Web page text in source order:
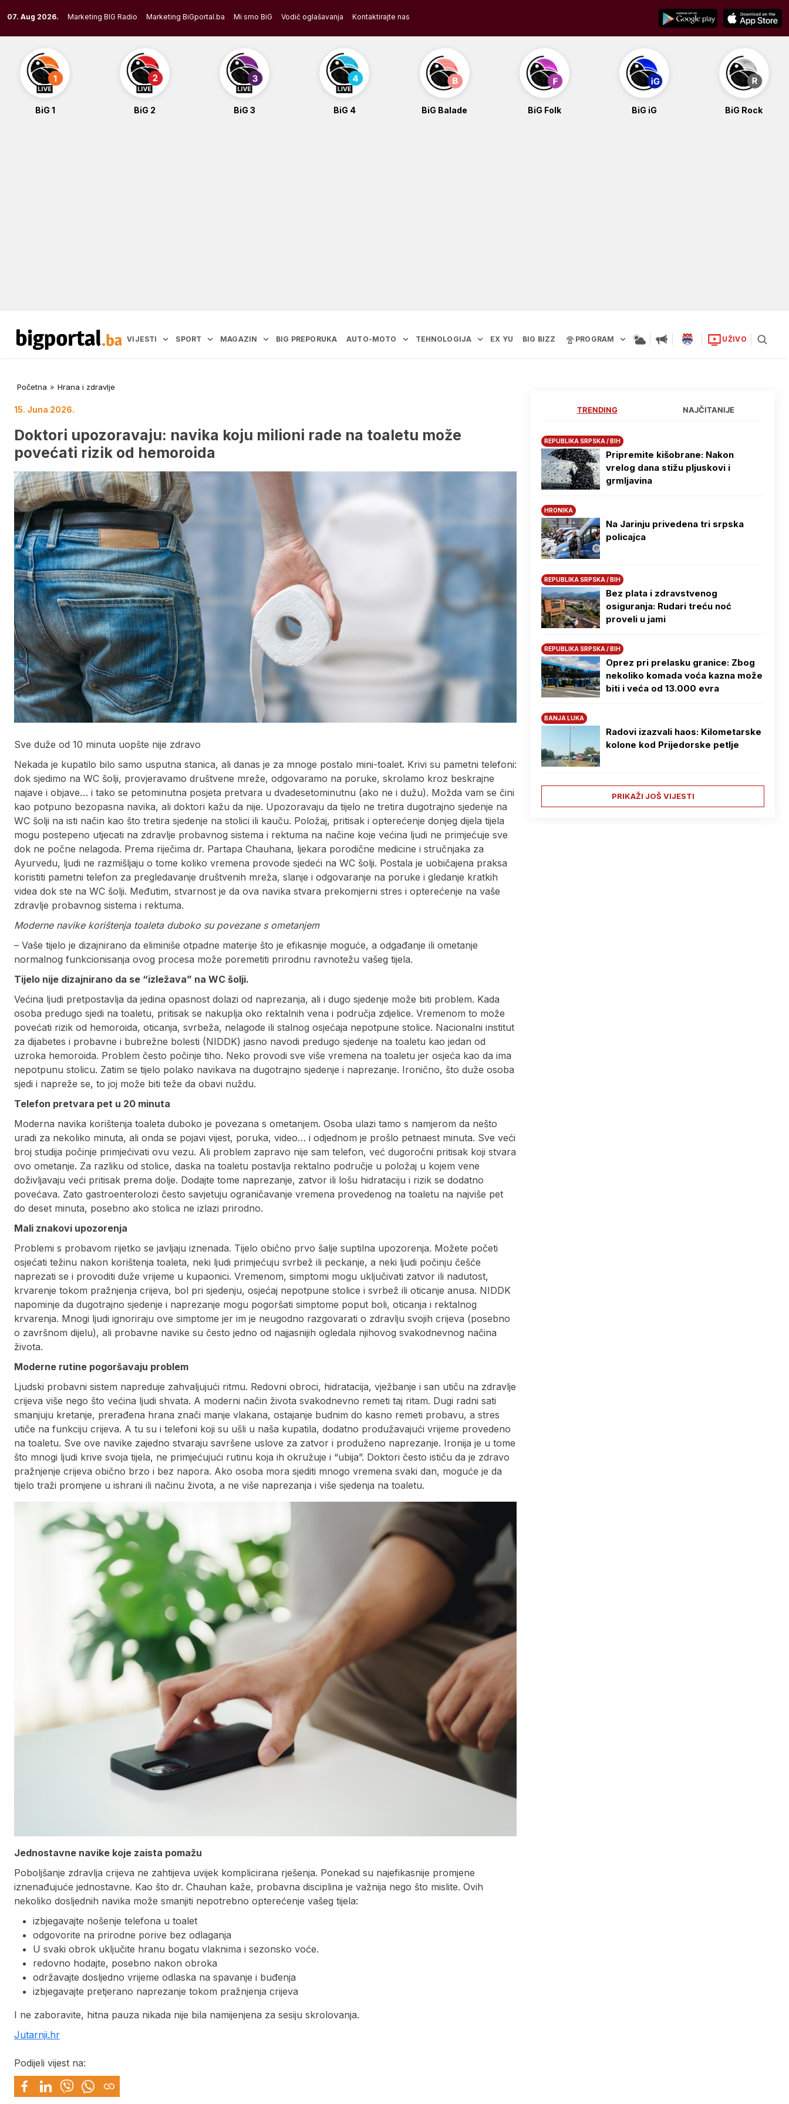
to
content
07. Aug 2026. Marketing BIG Radio Marketing BiGportal.ba Mi smo BiG Vodič oglašavanja Kontaktirajte nas
BiG 1 BiG 2 BiG 3 BiG 4 BiG Balade BiG Folk BiG iG BiG Rock
VIJESTI SPORT MAGAZIN BIG PREPORUKA AUTO-MOTO TEHNOLOGIJA EX YU BIG BIZZ PROGRAM UŽIVO
Početna » Hrana i zdravlje
15. Juna 2026.
Doktori upozoravaju: navika koju milioni rade na toaletu može
povećati rizik od hemoroida
Sve duže od 10 minuta uopšte nije zdravo
Nekada je kupatilo bilo samo usputna stanica, ali danas je za mnoge postalo mini-toalet. Krivi su pametni telefoni:
dok sjedimo na WC šolji, provjeravamo društvene mreže, odgovaramo na poruke, skrolamo kroz beskrajne
najave i objave… i tako se petominutna posjeta pretvara u dvadesetominutnu (ako ne i dužu). Možda vam se čini
kao potpuno bezopasna navika, ali doktori kažu da nije. Upozoravaju da tijelo ne tretira dugotrajno sjedenje na
WC šolji na isti način kao što tretira sjedenje na stolici ili kauču. Položaj, pritisak i opterećenje donjeg dijela tijela
mogu postepeno utjecati na zdravlje probavnog sistema i rektuma na načine koje većina ljudi ne primjećuje sve
dok ne počne nelagoda. Prema riječima dr. Partapa Chauhana, ljekara porodične medicine i stručnjaka za
Ayurvedu, ljudi ne razmišljaju o tome koliko vremena provode sjedeći na WC šolji. Postala je uobičajena praksa
koristiti pametni telefon za pregledavanje društvenih mreža, slanje i odgovaranje na poruke i gledanje kratkih
videa dok ste na WC šolji. Međutim, stvarnost je da ova navika stvara prekomjerni stres i opterećenje na vaše
zdravlje probavnog sistema i rektuma.
Moderne navike korištenja toaleta duboko su povezane s ometanjem
– Vaše tijelo je dizajnirano da eliminiše otpadne materije što je efikasnije moguće, a odgađanje ili ometanje
normalnog funkcionisanja ovog procesa može poremetiti prirodnu ravnotežu vašeg tijela.
Tijelo nije dizajnirano da se “izležava” na WC šolji.
Većina ljudi pretpostavlja da jedina opasnost dolazi od naprezanja, ali i dugo sjedenje može biti problem. Kada
osoba predugo sjedi na toaletu, pritisak se nakuplja oko rektalnih vena i područja zdjelice. Vremenom to može
povećati rizik od hemoroida, oticanja, svrbeža, nelagode ili stalnog osjećaja nepotpune stolice. Nacionalni institut
za dijabetes i probavne i bubrežne bolesti (NIDDK) jasno navodi predugo sjedenje na toaletu kao jedan od
uzroka hemoroida. Problem često počinje tiho. Neko provodi sve više vremena na toaletu jer osjeća kao da ima
nepotpunu stolicu. Zatim se tijelo polako navikava na dugotrajno sjedenje i naprezanje. Ironično, što duže osoba
sjedi i napreže se, to joj može biti teže da obavi nuždu.
Telefon pretvara pet u 20 minuta
Moderna navika korištenja toaleta duboko je povezana s ometanjem. Osoba ulazi tamo s namjerom da nešto
uradi za nekoliko minuta, ali onda se pojavi vijest, poruka, video… i odjednom je prošlo petnaest minuta. Sve veći
broj studija počinje primjećivati ​​ovu vezu. Ali problem zapravo nije sam telefon, već dugoročni pritisak koji stvara
ovo ometanje. Za razliku od stolice, daska na toaletu postavlja rektalno područje u položaj u kojem vene
doživljavaju veći pritisak prema dolje. Dodajte tome naprezanje, zatvor ili lošu hidrataciju i rizik se dodatno
povećava. Zato gastroenterolozi često savjetuju ograničavanje vremena provedenog na toaletu na najviše pet
do deset minuta, posebno ako stolica ne izlazi prirodno.
Mali znakovi upozorenja
Problemi s probavom rijetko se javljaju iznenada. Tijelo obično prvo šalje suptilna upozorenja. Možete početi
osjećati težinu nakon korištenja toaleta, neki ljudi primjećuju svrbež ili peckanje, a neki ljudi počinju češće
naprezati se i provoditi duže vrijeme u kupaonici. Vremenom, simptomi mogu uključivati ​​zatvor ili nadutost,
krvarenje tokom pražnjenja crijeva, bol pri sjedenju, osjećaj nepotpune stolice i svrbež ili oticanje anusa. NIDDK
napominje da dugotrajno sjedenje i naprezanje mogu pogoršati simptome poput boli, oticanja i rektalnog
krvarenja. Mnogi ljudi ignoriraju ove simptome jer im je neugodno razgovarati o zdravlju svojih crijeva (posebno
o završnom dijelu), ali probavne navike su često jedno od najjasnijih ogledala njihovog svakodnevnog načina
života.
Moderne rutine pogoršavaju problem
Ljudski probavni sistem napreduje zahvaljujući ritmu. Redovni obroci, hidratacija, vježbanje i san utiču na zdravlje
crijeva više nego što većina ljudi shvata. A moderni način života svakodnevno remeti taj ritam. Dugi radni sati
smanjuju kretanje, prerađena hrana znači manje vlakana, ostajanje budnim do kasno remeti probavu, a stres
utiče na funkciju crijeva. A tu su i telefoni koji su ušli u naša kupatila, dodatno produžavajući vrijeme provedeno
na toaletu. Sve ove navike zajedno stvaraju savršene uslove za zatvor i produženo naprezanje. Ironija je u tome
što mnogi ljudi krive svoja tijela, ne primjećujući rutinu koja ih okružuje i “ubija”. Doktori često ističu da je zdravo
pražnjenje crijeva obično brzo i bez napora. Ako osoba mora sjediti mnogo vremena svaki dan, moguće je da
tijelo traži promjene u ishrani ili načinu života, a ne više naprezanja i više sjedenja na toaletu.
Jednostavne navike koje zaista pomažu
Poboljšanje zdravlja crijeva ne zahtijeva uvijek komplicirana rješenja. Ponekad su najefikasnije promjene
iznenađujuće jednostavne. Kao što dr. Chauhan kaže, probavna disciplina je važnija nego što mislite. Ovih
nekoliko dosljednih navika može smanjiti nepotrebno opterećenje vašeg tijela:
izbjegavajte nošenje telefona u toalet
odgovorite na prirodne porive bez odlaganja
U svaki obrok uključite hranu bogatu vlaknima i sezonsko voće.
redovno hodajte, posebno nakon obroka
održavajte dosljedno vrijeme odlaska na spavanje i buđenja
izbjegavajte pretjerano naprezanje tokom pražnjenja crijeva
I ne zaboravite, hitna pauza nikada nije bila namijenjena za sesiju skrolovanja.
Jutarnji.hr
Podijeli vijest na:
TRENDING NAJČITANIJE
REPUBLIKA SRPSKA / BIH
Pripremite kišobrane: Nakon
vrelog dana stižu pljuskovi i
grmljavina
HRONIKA
Na Јarinju privedena tri srpska
policajca
REPUBLIKA SRPSKA / BIH
Bez plata i zdravstvenog
osiguranja: Rudari treću noć
proveli u jami
REPUBLIKA SRPSKA / BIH
Oprez pri prelasku granice: Zbog
nekoliko komada voća kazna može
biti i veća od 13.000 evra
BANJA LUKA
Radovi izazvali haos: Kilometarske
kolone kod Prijedorske petlje
PRIKAŽI JOŠ VIJESTI